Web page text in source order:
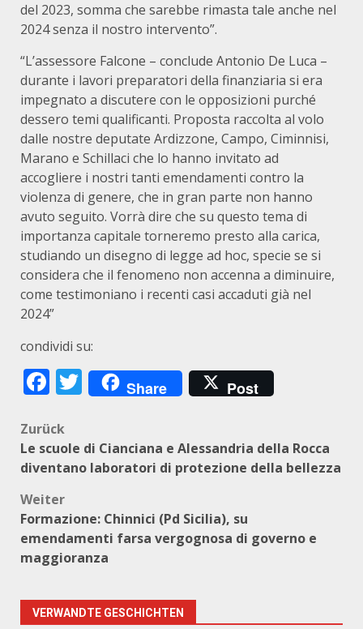
del 2023, somma che sarebbe rimasta tale anche nel
2024 senza il nostro intervento”.
“L’assessore Falcone – conclude Antonio De Luca –
durante i lavori preparatori della finanziaria si era
impegnato a discutere con le opposizioni purché
dessero temi qualificanti. Proposta raccolta al volo
dalle nostre deputate Ardizzone, Campo, Ciminnisi,
Marano e Schillaci che lo hanno invitato ad
accogliere i nostri tanti emendamenti contro la
violenza di genere, che in gran parte non hanno
avuto seguito. Vorrà dire che su questo tema di
importanza capitale torneremo presto alla carica,
studiando un disegno di legge ad hoc, specie se si
considera che il fenomeno non accenna a diminuire,
come testimoniano i recenti casi accaduti già nel
2024”
condividi su:
Facebook
Twitter
Share Post
Beitragsnavigation
Zurück
Le scuole di Cianciana e Alessandria della Rocca
diventano laboratori di protezione della bellezza
Weiter
Formazione: Chinnici (Pd Sicilia), su
emendamenti farsa vergognosa di governo e
maggioranza
VERWANDTE GESCHICHTEN